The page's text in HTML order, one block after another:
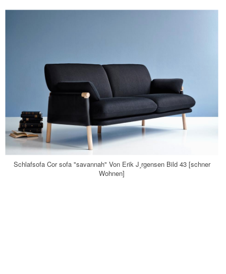
Schlafsofa Cor sofa "savannah" Von Erik J¸rgensen Bild 43 [schner
Wohnen]